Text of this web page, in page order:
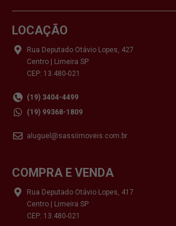
LOCAÇÃO
Rua Deputado Otávio Lopes, 427
Centro | Limeira SP
CEP: 13.480-021
(19) 3404-4499
(19) 99368-1809
aluguel@sassiimoveis.com.br
COMPRA E VENDA
Rua Deputado Otávio Lopes, 417
Centro | Limeira SP
CEP: 13.480-021